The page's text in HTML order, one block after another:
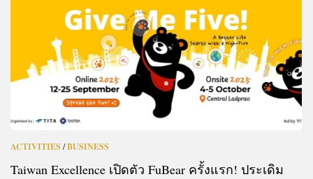
ACTIVITIES/BUSINESS
Taiwan Excellence เปิดตัว FuBear ครั้งแรก! ประเดิม